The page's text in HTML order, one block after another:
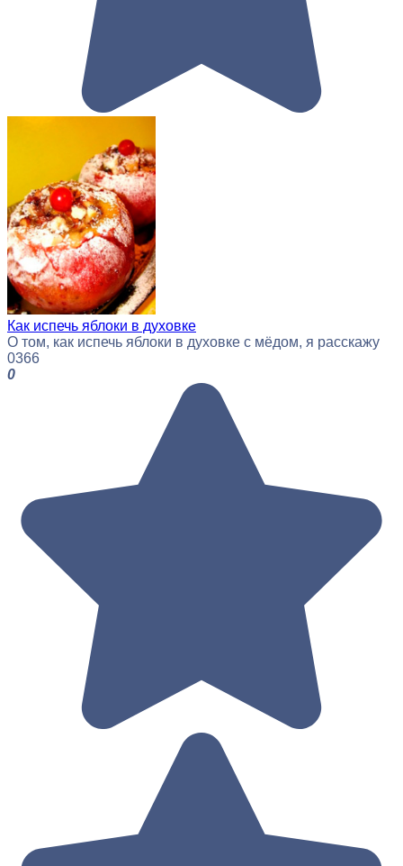
Как испечь яблоки в духовке
О том, как испечь яблоки в духовке с мёдом, я расскажу
0366
0